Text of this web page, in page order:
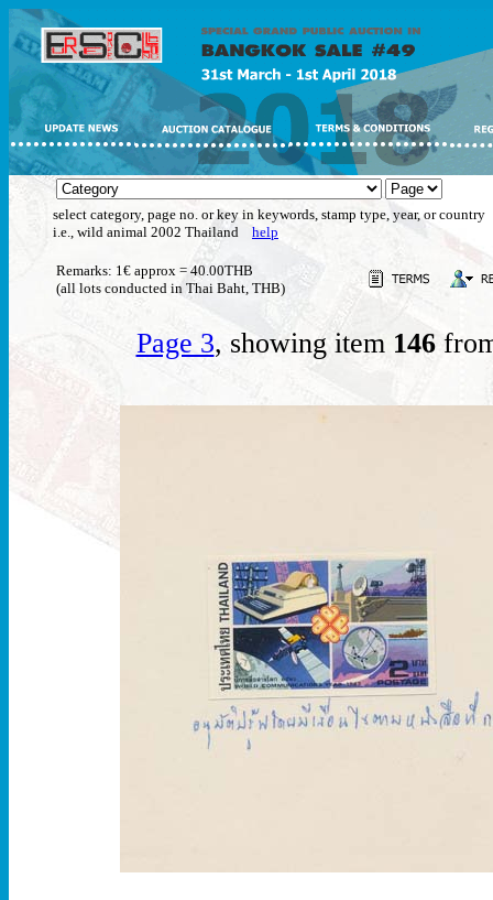
select category, page no. or key in keywords, stamp type, year, or country
i.e., wild animal 2002 Thailand help
Remarks: 1€ approx = 40.00THB
(all lots conducted in Thai Baht, THB)
Page 3, showing item 146